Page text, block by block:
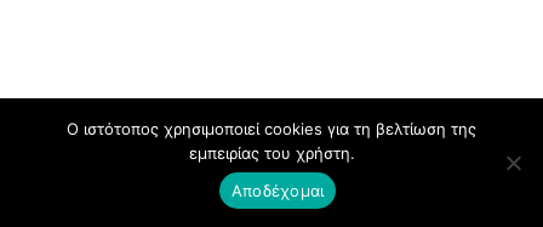
Ο ιστότοπος χρησιμοποιεί cookies για τη βελτίωση της
εμπειρίας του χρήστη.
Αποδέχομαι